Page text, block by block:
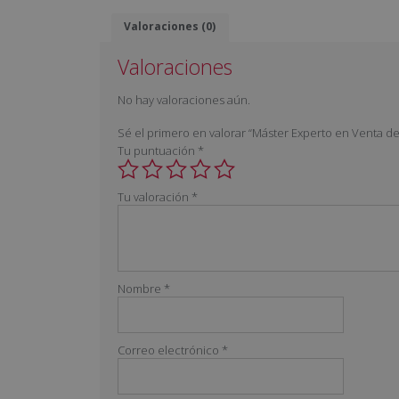
Valoraciones (0)
Valoraciones
No hay valoraciones aún.
Sé el primero en valorar “Máster Experto en Venta
Tu puntuación *
Tu valoración *
Nombre *
Correo electrónico *